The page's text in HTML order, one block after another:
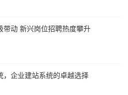
带动 新兴岗位招聘热度攀升
，企业建站系统的卓越选择